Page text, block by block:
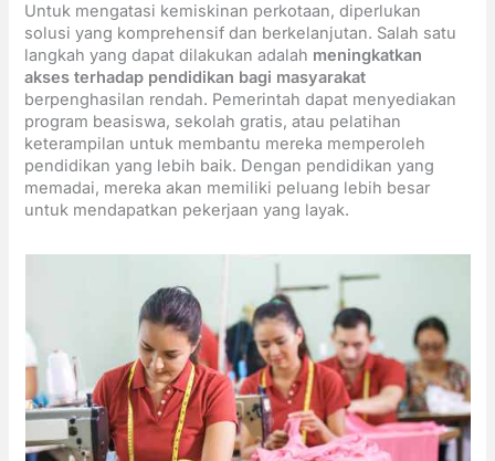
Untuk mengatasi kemiskinan perkotaan, diperlukan
solusi yang komprehensif dan berkelanjutan. Salah satu
langkah yang dapat dilakukan adalah meningkatkan
akses terhadap pendidikan bagi masyarakat
berpenghasilan rendah. Pemerintah dapat menyediakan
program beasiswa, sekolah gratis, atau pelatihan
keterampilan untuk membantu mereka memperoleh
pendidikan yang lebih baik. Dengan pendidikan yang
memadai, mereka akan memiliki peluang lebih besar
untuk mendapatkan pekerjaan yang layak.